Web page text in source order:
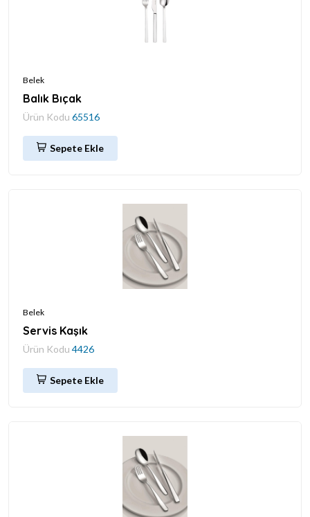
Belek
Balık Bıçak
Ürün Kodu 65516
Sepete Ekle
Belek
Servis Kaşık
Ürün Kodu 4426
Sepete Ekle